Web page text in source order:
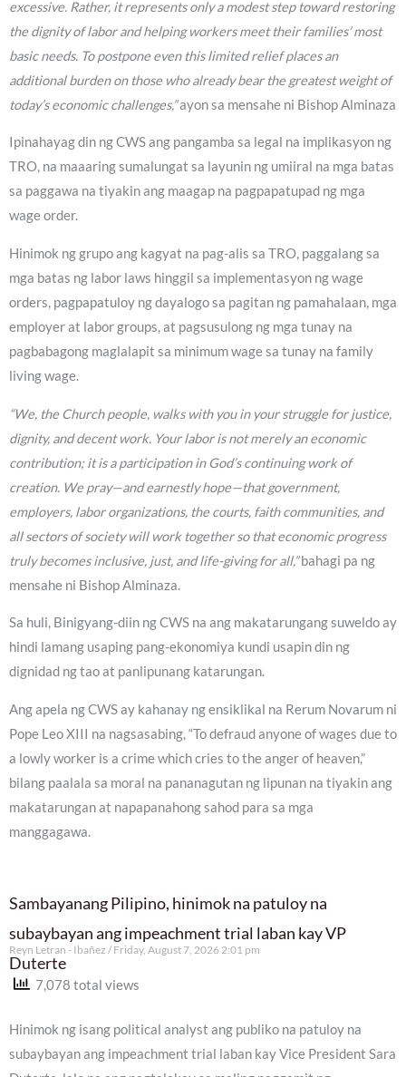
excessive. Rather, it represents only a modest step toward restoring
the dignity of labor and helping workers meet their families’ most
basic needs. To postpone even this limited relief places an
additional burden on those who already bear the greatest weight of
today’s economic challenges,”ayon sa mensahe ni Bishop Alminaza
Ipinahayag din ng CWS ang pangamba sa legal na implikasyon ng
TRO, na maaaring sumalungat sa layunin ng umiiral na mga batas
sa paggawa na tiyakin ang maagap na pagpapatupad ng mga
wage order.
Hinimok ng grupo ang kagyat na pag-alis sa TRO, paggalang sa
mga batas ng labor laws hinggil sa implementasyon ng wage
orders, pagpapatuloy ng dayalogo sa pagitan ng pamahalaan, mga
employer at labor groups, at pagsusulong ng mga tunay na
pagbabagong maglalapit sa minimum wage sa tunay na family
living wage.
“We, the Church people, walks with you in your struggle for justice,
dignity, and decent work. Your labor is not merely an economic
contribution; it is a participation in God’s continuing work of
creation. We pray—and earnestly hope—that government,
employers, labor organizations, the courts, faith communities, and
all sectors of society will work together so that economic progress
truly becomes inclusive, just, and life-giving for all,”bahagi pa ng
mensahe ni Bishop Alminaza.
Sa huli, Binigyang-diin ng CWS na ang makatarungang suweldo ay
hindi lamang usaping pang-ekonomiya kundi usapin din ng
dignidad ng tao at panlipunang katarungan.
Ang apela ng CWS ay kahanay ng ensiklikal na Rerum Novarum ni
Pope Leo XIII na nagsasabing, “To defraud anyone of wages due to
a lowly worker is a crime which cries to the anger of heaven,”
bilang paalala sa moral na pananagutan ng lipunan na tiyakin ang
makatarungan at napapanahong sahod para sa mga
manggagawa.
Sambayanang Pilipino, hinimok na patuloy na
subaybayan ang impeachment trial laban kay VP
Duterte
Reyn Letran - Ibañez Friday, August 7, 2026 2:01 pm
7,078 total views
Hinimok ng isang political analyst ang publiko na patuloy na
subaybayan ang impeachment trial laban kay Vice President Sara